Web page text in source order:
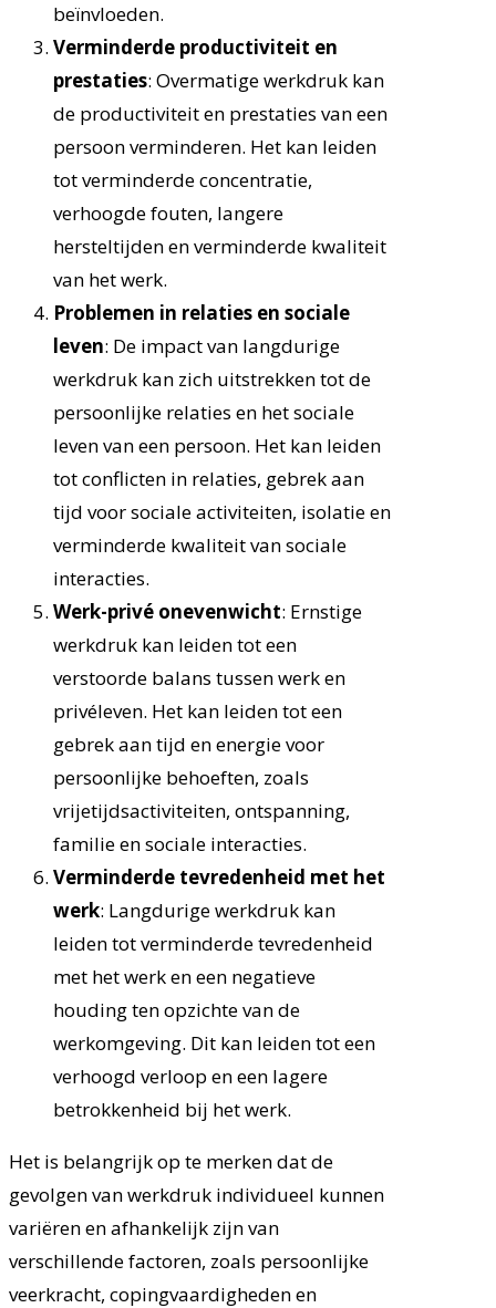
beïnvloeden.
Verminderde productiviteit en
prestaties: Overmatige werkdruk kan
de productiviteit en prestaties van een
persoon verminderen. Het kan leiden
tot verminderde concentratie,
verhoogde fouten, langere
hersteltijden en verminderde kwaliteit
van het werk.
Problemen in relaties en sociale
leven: De impact van langdurige
werkdruk kan zich uitstrekken tot de
persoonlijke relaties en het sociale
leven van een persoon. Het kan leiden
tot conflicten in relaties, gebrek aan
tijd voor sociale activiteiten, isolatie en
verminderde kwaliteit van sociale
interacties.
Werk-privé onevenwicht: Ernstige
werkdruk kan leiden tot een
verstoorde balans tussen werk en
privéleven. Het kan leiden tot een
gebrek aan tijd en energie voor
persoonlijke behoeften, zoals
vrijetijdsactiviteiten, ontspanning,
familie en sociale interacties.
Verminderde tevredenheid met het
werk: Langdurige werkdruk kan
leiden tot verminderde tevredenheid
met het werk en een negatieve
houding ten opzichte van de
werkomgeving. Dit kan leiden tot een
verhoogd verloop en een lagere
betrokkenheid bij het werk.
Het is belangrijk op te merken dat de
gevolgen van werkdruk individueel kunnen
variëren en afhankelijk zijn van
verschillende factoren, zoals persoonlijke
veerkracht, copingvaardigheden en